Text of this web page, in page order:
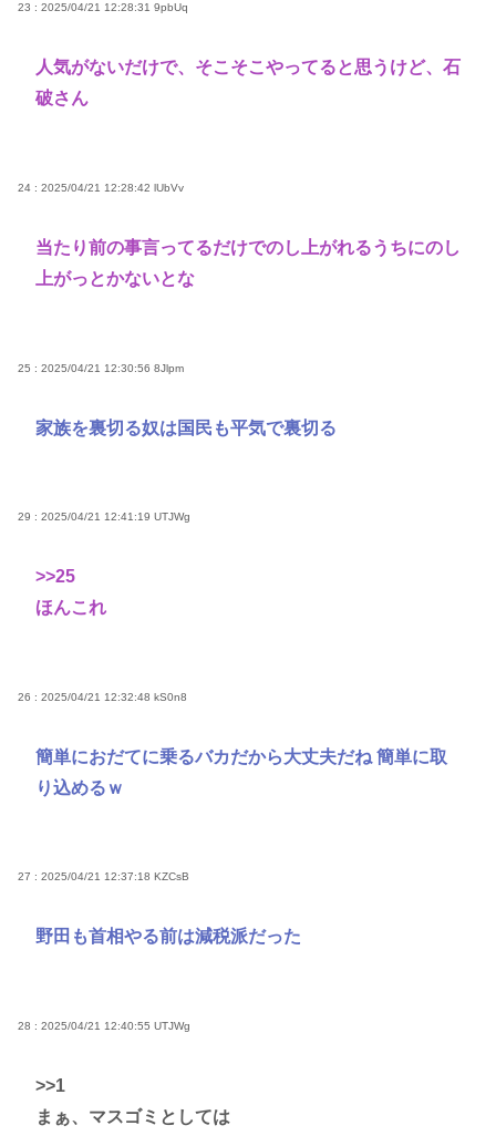
23 : 2025/04/21 12:28:31 9pbUq
人気がないだけで、そこそこやってると思うけど、石
破さん
24 : 2025/04/21 12:28:42 lUbVv
当たり前の事言ってるだけでのし上がれるうちにのし
上がっとかないとな
25 : 2025/04/21 12:30:56 8Jlpm
家族を裏切る奴は国民も平気で裏切る
29 : 2025/04/21 12:41:19 UTJWg
>>25
ほんこれ
26 : 2025/04/21 12:32:48 kS0n8
簡単におだてに乗るバカだから大丈夫だね 簡単に取
り込めるｗ
27 : 2025/04/21 12:37:18 KZCsB
野田も首相やる前は減税派だった
28 : 2025/04/21 12:40:55 UTJWg
>>1
まぁ、マスゴミとしては